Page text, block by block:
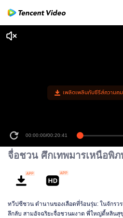
เพลิดเพลินกับซีรีส์ความค
00:00:00/00:20:41
จื่อชวน ศึกเทพมารเหนือพิภ
ทวีปซีชวน ตำนานของเลือดที่ร้อนรุ่ม: ในจักรว
ลึกลับ สามอัจฉริยะจื่อชวนผงาด พี่ใหญ่ตี้หลินสุ